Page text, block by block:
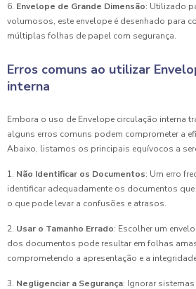
6. Envelope de Grande Dimensão: Utilizado
volumosos, este envelope é desenhado para
múltiplas folhas de papel com segurança.
Erros comuns ao utilizar
interna
Embora o uso de Envelope circulação interna
alguns erros comuns podem comprometer a
Abaixo, listamos os principais equívocos a
1. Não Identificar os Documentos: Um erro
identificar adequadamente os documentos
o que pode levar a confusões e atrasos.
2. Usar o Tamanho Errado: Escolher um
dos documentos pode resultar em folhas
comprometendo a apresentação e a
3. Negligenciar a Segurança: Ignorar